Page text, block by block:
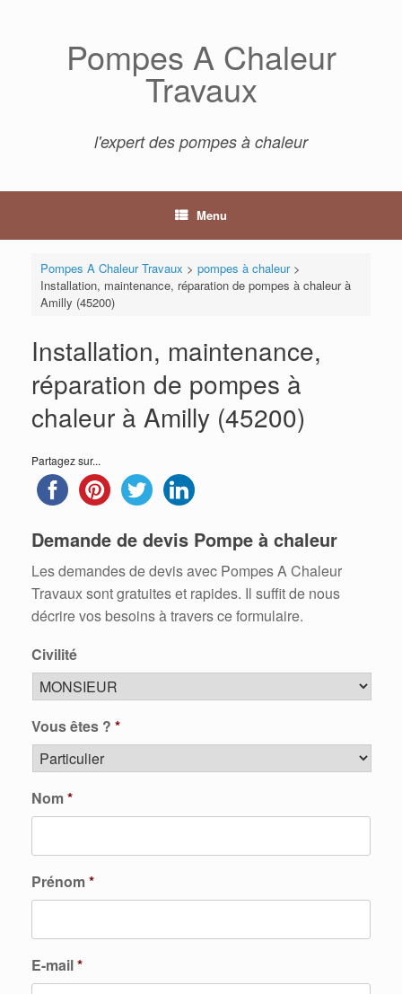
Pompes A Chaleur
Travaux
l'expert des pompes à chaleur
Menu
Pompes A Chaleur Travaux > pompes à chaleur>
Installation, maintenance, réparation de pompes à chaleur à
Amilly (45200)
Installation, maintenance,
réparation de pompes à
chaleur à Amilly (45200)
Partagez sur...
Demande de devis Pompe à chaleur
Les demandes de devis avec Pompes A Chaleur
Travaux sont gratuites et rapides. Il suffit de nous
décrire vos besoins à travers ce formulaire.
Civilité
Vous êtes ? *
Nom*
Prénom*
E-mail*